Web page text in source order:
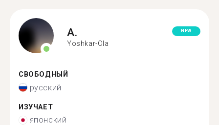
A.
Yoshkar-Ola
NEW
СВОБОДНЫЙ
русский
ИЗУЧАЕТ
японский